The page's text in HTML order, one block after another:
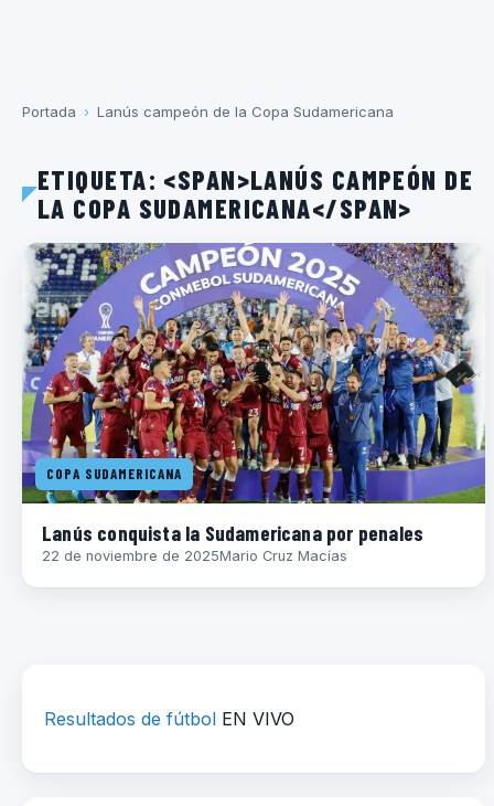
Portada › Lanús campeón de la Copa Sudamericana
ETIQUETA: <SPAN>LANÚS CAMPEÓN DE
LA COPA SUDAMERICANA</SPAN>
COPA SUDAMERICANA
Lanús conquista la Sudamericana por penales
22 de noviembre de 2025Mario Cruz Macías
Resultados de fútbol EN VIVO